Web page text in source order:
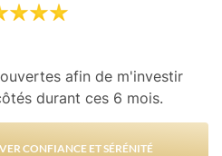
afin de m'investir
durant ces 6 mois.
CONFIANCE ET SÉRÉNITÉ